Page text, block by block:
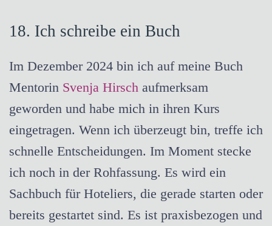
18. Ich schreibe ein Buch
Im Dezember 2024 bin ich auf meine Buch
Mentorin Svenja Hirsch aufmerksam
geworden und habe mich in ihren Kurs
eingetragen. Wenn ich überzeugt bin, treffe ich
schnelle Entscheidungen. Im Moment stecke
ich noch in der Rohfassung. Es wird ein
Sachbuch für Hoteliers, die gerade starten oder
bereits gestartet sind. Es ist praxisbezogen und